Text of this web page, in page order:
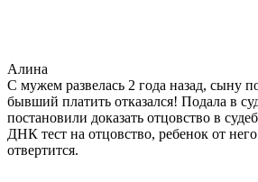
Алина
С мужем развелась 2 года назад, сыну
бывший платить отказался! Подала в
постановили доказать отцовство в
ДНК тест на отцовство, ребенок от
отвертится.